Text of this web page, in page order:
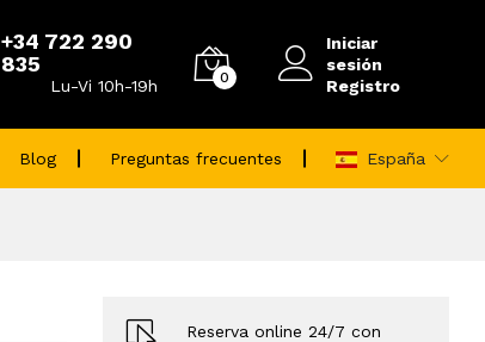
+34 722 290
835
Lu-Vi 10h-19h 0
Iniciar
sesión
Registro
Blog Preguntas frecuentes España
Reserva online 24/7 con